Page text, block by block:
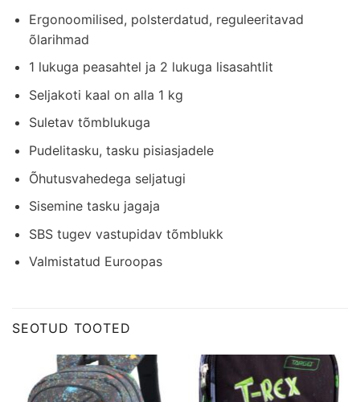
Ergonoomilised, polsterdatud, reguleeritavad
õlarihmad
1 lukuga peasahtel ja 2 lukuga lisasahtlit
Seljakoti kaal on alla 1 kg
Suletav tõmblukuga
Pudelitasku, tasku pisiasjadele
Õhutusvahedega seljatugi
Sisemine tasku jagaja
SBS tugev vastupidav tõmblukk
Valmistatud Euroopas
SEOTUD TOOTED